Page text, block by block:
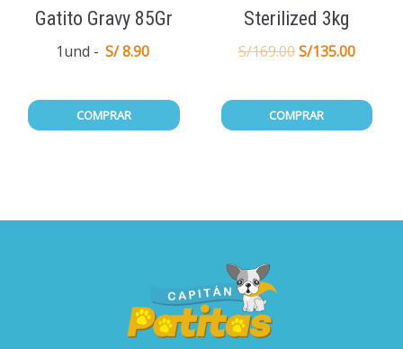
Gatito Gravy 85Gr
1und S/ 8.90
COMPRAR
Sterilized 3kg
S/169.00S/135.00
COMPRAR